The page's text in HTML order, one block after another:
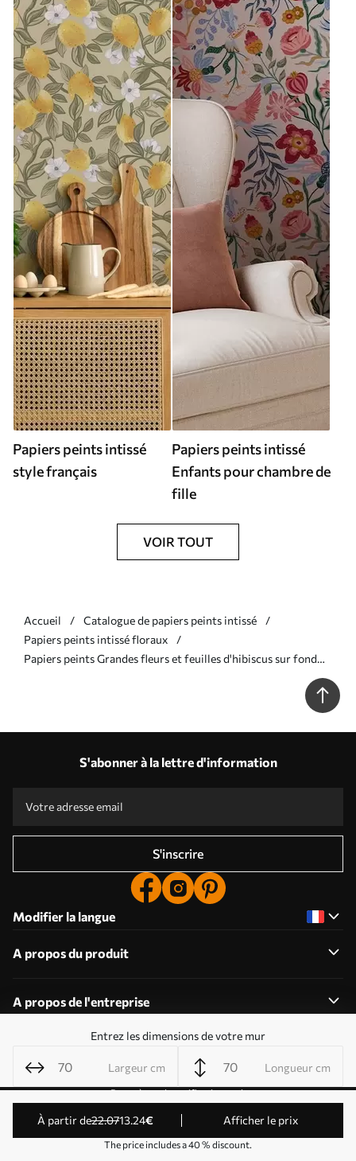
Entrez les dimensions de votre mur
Largeur cm Longueur cm
à partir de22.0713.24€ Afficher le prix
The price includes a 40 % discount.
Papiers peints intissé
style français
Papiers peints intissé
Enfants pour chambre de
fille
VOIR TOUT
Accueil
Catalogue de papiers peints intissé
Papiers peints intissé floraux
Papiers peints Grandes fleurs et feuilles d'hibiscus sur fond
S'abonner à la lettre d'information
S'inscrire
Modifier la langue
A propos du produit
A propos de l'entreprise
Modifier les autorisations relatives aux cookies
Paramètres de notification push
© 2011-2026 Uwalls . Tous droits réservés. Exploité par
KLW Sp. z o.o. Numéro de TVA : PL9223057591.